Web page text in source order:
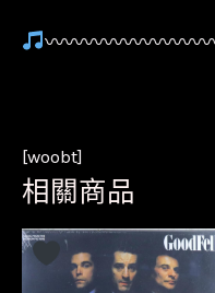
〰〰〰〰〰〰〰〰
[woobt]
相關商品